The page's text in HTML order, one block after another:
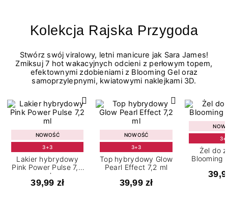
Kolekcja Rajska Przygoda
Stwórz swój viralowy, letni manicure jak Sara James!
Zmiksuj 7 hot wakacyjnych odcieni z perłowym topem,
efektownymi zdobieniami z Blooming Gel oraz
samoprzylepnymi, kwiatowymi naklejkami 3D.
NOWOŚĆ
3+3
Lakier hybrydowy
Pink Power Pulse 7,2
ml
39,99 zł
NOWOŚĆ
3+3
Top hybrydowy Glow
Pearl Effect 7,2 ml
39,99 zł
Żel do
Blooming